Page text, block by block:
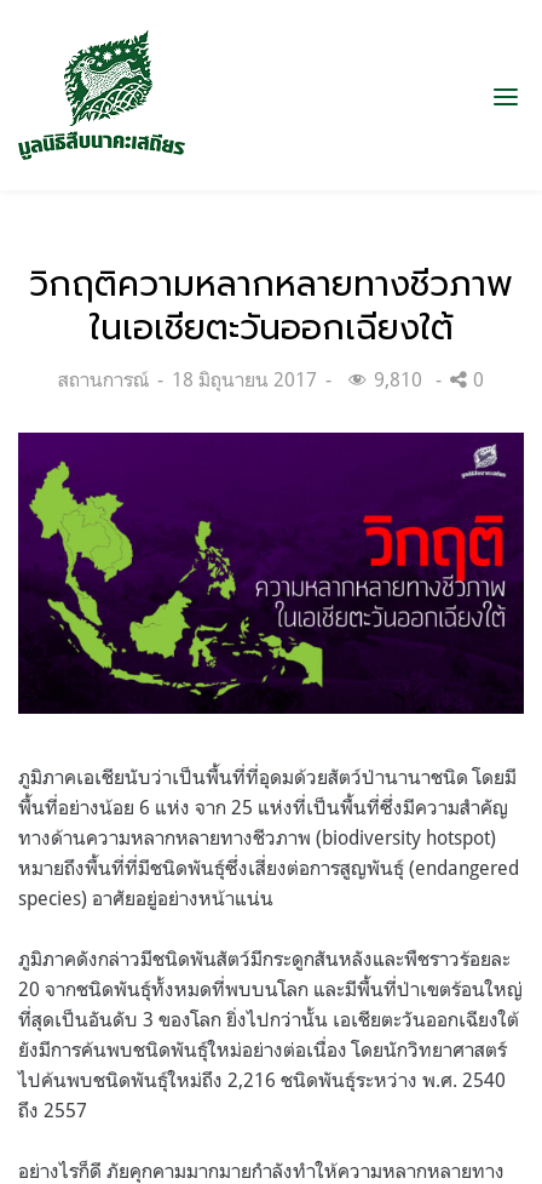
วิกฤติความหลากหลายทางชีวภาพ
ในเอเชียตะวันออกเฉียงใต้
Categories:
สถานการณ์
Posted
18 มิถุนายน 2017 9,810 0
ภูมิภาคเอเชียนับว่าเป็นพื้นที่ที่อุดมด้วยสัตว์ป่านานาชนิด โดยมี
พื้นที่อย่างน้อย 6 แห่ง จาก 25 แห่งที่เป็นพื้นที่ซึ่งมีความสำคัญ
ทางด้านความหลากหลายทางชีวภาพ (biodiversity hotspot)
หมายถึงพื้นที่ที่มีชนิดพันธุ์ซึ่งเสี่ยงต่อการสูญพันธุ์ (endangered
species) อาศัยอยู่อย่างหน้าแน่น
ภูมิภาคดังกล่าวมีชนิดพันสัตว์มีกระดูกสันหลังและพืชราวร้อยละ
20 จากชนิดพันธุ์ทั้งหมดที่พบบนโลก และมีพื้นที่ป่าเขตร้อนใหญ่
ที่สุดเป็นอันดับ 3 ของโลก ยิ่งไปกว่านั้น เอเชียตะวันออกเฉียงใต้
ยังมีการค้นพบชนิดพันธุ์ใหม่อย่างต่อเนื่อง โดยนักวิทยาศาสตร์
ไปค้นพบชนิดพันธุ์ใหม่ถึง 2,216 ชนิดพันธุ์ระหว่าง พ.ศ. 2540
ถึง 2557
อย่างไรก็ดี ภัยคุกคามมากมายกำลังทำให้ความหลากหลายทาง